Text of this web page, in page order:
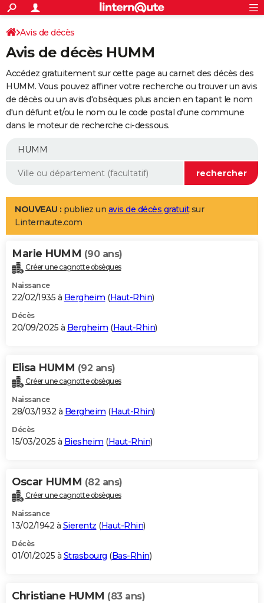
ACTUALITÉS
Politique
Société
Faits Divers
Education
Monde
Villes
+
SPORT
Coupe du monde 2026
Football
Tennis
Cyclisme
Rugby
Forum
Programme TV
TNT
Streaming
Cinéma
Sorties cinéma
Musique
+
FINANCE
Retraite
Impôts
Epargne
Immobilier
Risques naturels par ville
Banque
Assurance
Crédit
AUTO
Essais
Réserver un essai
Citadines
Berlines
SUV
Forum auto
+
Mobiles
Meilleur smartphone
Internet
Ordinateurs
Jeux vidéo
Guide high-tech
Aménagement intérieur
LIFESTYLE
Art de vivre
Bien-être
Loisirs
Mode
Modes de vie
Alimentation
Guide de la santé
Maladies
Médicaments
Sommeil
VOYAGE
Destinations
City break
Voyage nature
Voyage de noces
Forum
Climat
+PHOTO
GUIDES D'ACHAT
BONS PLANS
Carte de Noël
Carte Bonne année
Carte Saint-Valentin
Carte Pâques
Carte d'anniversaire
DICTIONNAIRE
Dictionnaire
Biographies
Citations
Expressions
Proverbes
PROGRAMME TV
S'inscrire
Se connecter
Lycées
Collèges
Primaires
Universités
Entreprises
Service militaire
Avis de recherche
AVIS DE DÉCÈS
Bricolage
Lifestyle
Culture
Sport
Auto
Television
Voyage
Cinema
Avis de décès
Avis de décès HUMM
Accédez gratuitement sur cette page au carnet des décès des
HUMM. Vous pouvez affiner votre recherche ou trouver un avis
de décès ou un avis d'obsèques plus ancien en tapant le nom
d'un défunt et/ou le nom ou le code postal d'une commune
dans le moteur de recherche ci-dessous.
NOUVEAU : publiez un avis de décès gratuitsur
Linternaute.com
Marie HUMM (90 ans)
Créer une cagnotte obsèques
Naissance
22/02/1935 à Bergheim (Haut-Rhin)
Décès
20/09/2025 à Bergheim (Haut-Rhin)
Elisa HUMM (92 ans)
Créer une cagnotte obsèques
Naissance
28/03/1932 à Bergheim (Haut-Rhin)
Décès
15/03/2025 à Biesheim (Haut-Rhin)
Oscar HUMM (82 ans)
Créer une cagnotte obsèques
Naissance
13/02/1942 à Sierentz (Haut-Rhin)
Décès
01/01/2025 à Strasbourg (Bas-Rhin)
Christiane HUMM (83 ans)